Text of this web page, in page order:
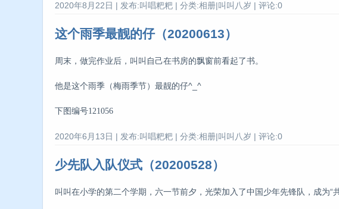
2020年8月22日 | 发布:叫唱粑粑 | 分类:相册|叫叫八岁 | 评论:0
这个雨季最靓的仔（20200613）
周末，做完作业后，叫叫自己在书房的飘窗前看起了书。
他是这个雨季（梅雨季节）最靓的仔^_^
下图编号121056
2020年6月13日 | 发布:叫唱粑粑 | 分类:相册|叫叫八岁 | 评论:0
少先队入队仪式（20200528）
叫叫在小学的第二个学期，六一节前夕，光荣加入了中国少年先锋队，成为“